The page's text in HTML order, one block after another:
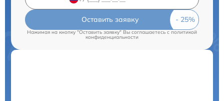
Оставить заявку
Нажимая на кнопку "Оставить заявку" Вы соглашаетесь c политикой
конфиденциальности